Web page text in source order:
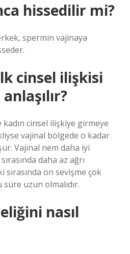
hissedilir mi?
spermin vajinaya
cinsel ilişkisi
cinsel ilişkiye girmeye
vajinal bölgede o kadar
Vajinal nem daha iyi
daha az ağrı
sırasında ön sevişme çok
uzun olmalıdır.
nasıl